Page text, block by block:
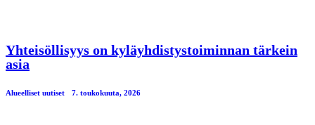
Yhteisöllisyys on kyläyhdistystoiminnan tärkein
asia
Alueelliset uutiset 7. toukokuuta, 2026